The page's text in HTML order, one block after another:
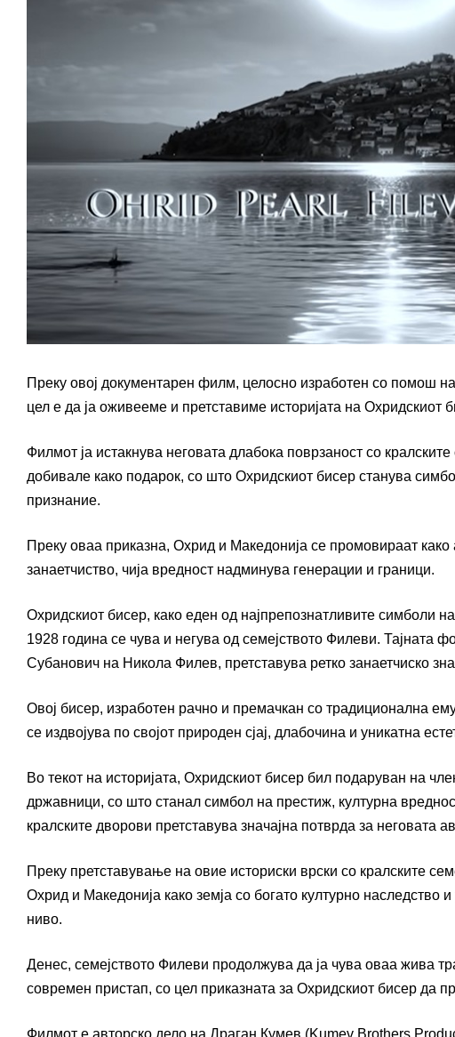
Преку овој документарен филм, целосно изработен со помош
цел е да ја оживееме и претставиме историјата на Охридскиот
Филмот ја истакнува неговата длабока поврзаност со
добивале како подарок, со што Охридскиот бисер станува
признание.
Преку оваа приказна, Охрид и Македонија се промовираат како
занаетчиство, чија вредност надминува генерации и граници.
Охридскиот бисер, како еден од најпрепознатливите симболи
1928 година се чува и негува од семејството Филеви. Тајната
Субанович на Никола Филев, претставува ретко занаетчиско
Овој бисер, изработен рачно и премачкан со традиционална
се издвојува по својот природен сјај, длабочина и уникатна
Во текот на историјата, Охридскиот бисер бил подаруван на
државници, со што станал симбол на престиж, културна
кралските дворови претставува значајна потврда за неговата
Преку претставување на овие историски врски со кралските
Охрид и Македонија како земја со богато културно наследство
ниво.
Денес, семејството Филеви продолжува да ја чува оваа жива
современ пристап, со цел приказната за Охридскиот бисер да